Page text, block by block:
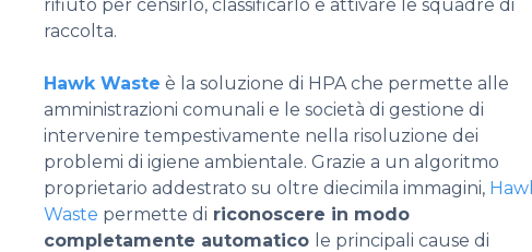
rifiuto per censirlo, classificarlo e attivare le squadre di
raccolta.
Hawk Waste è la soluzione di HPA che permette alle
amministrazioni comunali e le società di gestione di
intervenire tempestivamente nella risoluzione dei
problemi di igiene ambientale. Grazie a un algoritmo
proprietario addestrato su oltre diecimila immagini,
Waste permette di riconoscere in modo
completamente automatico le principali cause di